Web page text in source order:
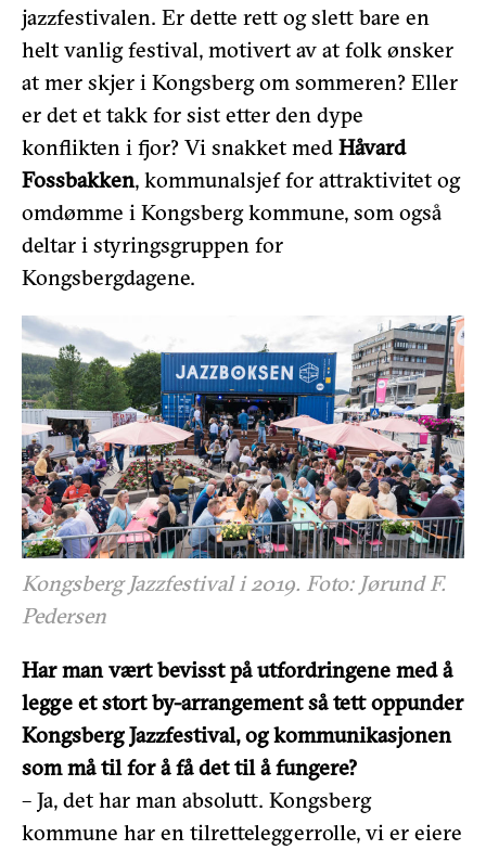
jazzfestivalen. Er dette rett og slett bare en
helt vanlig festival, motivert av at folk ønsker
at mer skjer i Kongsberg om sommeren? Eller
er det et takk for sist etter den dype
konflikten i fjor? Vi snakket med Håvard
Fossbakken, kommunalsjef for attraktivitet og
omdømme i Kongsberg kommune, som også
deltar i styringsgruppen for
Kongsbergdagene.
Kongsberg Jazzfestival i 2019. Foto: Jørund F.
Pedersen
Har man vært bevisst på utfordringene med å
legge et stort by-arrangement så tett oppunder
Kongsberg Jazzfestival, og kommunikasjonen
som må til for å få det til å fungere?
– Ja, det har man absolutt. Kongsberg
kommune har en tilretteleggerrolle, vi er eiere